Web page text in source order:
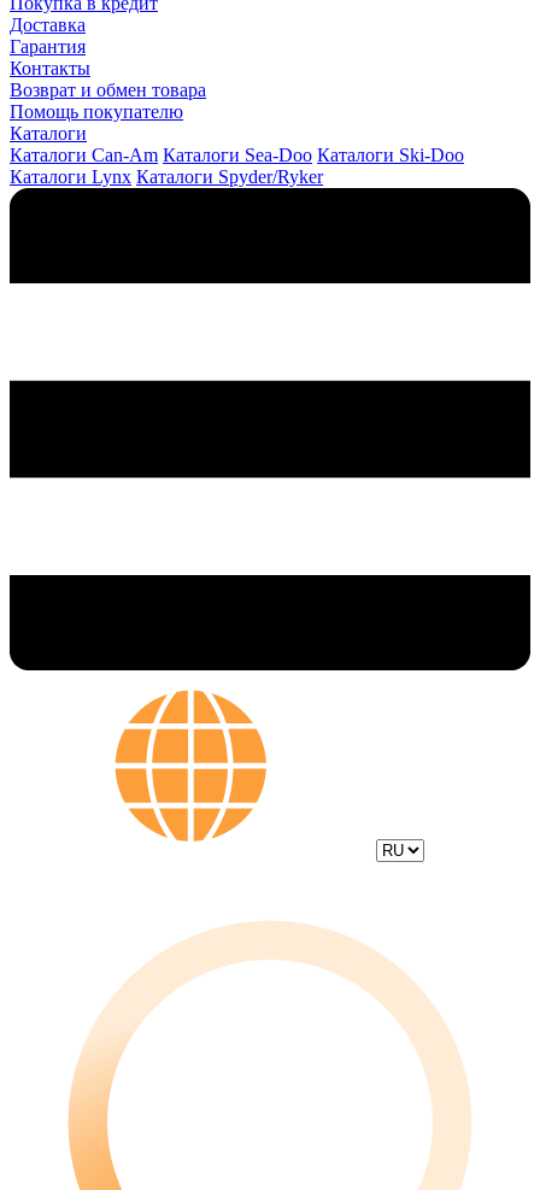
Доставка
Гарантия
Контакты
Возврат и обмен товара
Помощь покупателю
Каталоги
Каталоги Can-Am Каталоги Sea-Doo Каталоги Ski-Doo
Каталоги Lynx Каталоги Spyder/Ryker